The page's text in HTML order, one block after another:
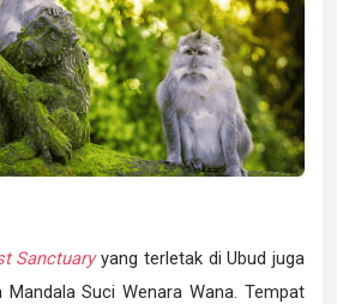
Sanctuaryyang terletak di Ubud juga
Suci Wenara Wana. Tempat